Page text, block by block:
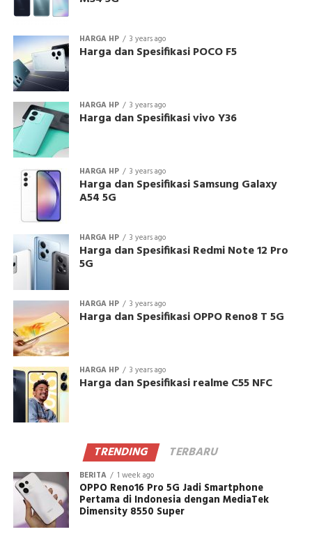
HARGA HP 3 years ago
Harga dan Spesifikasi POCO F5
HARGA HP 3 years ago
Harga dan Spesifikasi vivo Y36
HARGA HP 3 years ago
Harga dan Spesifikasi Samsung Galaxy
A54 5G
HARGA HP 3 years ago
Harga dan Spesifikasi Redmi Note 12 Pro
5G
HARGA HP 3 years ago
Harga dan Spesifikasi OPPO Reno8 T 5G
HARGA HP 3 years ago
Harga dan Spesifikasi realme C55 NFC
TRENDING TERBARU
BERITA 1 week ago
OPPO Reno16 Pro 5G Jadi Smartphone
Pertama di Indonesia dengan MediaTek
Dimensity 8550 Super